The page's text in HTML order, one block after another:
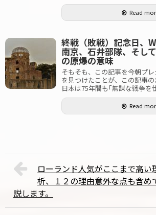
Read
終戦（敗戦）記念日、
南京、石井部隊、そし
の原爆の意味
そもそも、この記事を今朝プ
を見つけたことが、この記事
日本は75年間も｢無謀な戦争を
Read
ローランド人気がここまで高い
析、１２の理由意外な点も含め
説します。